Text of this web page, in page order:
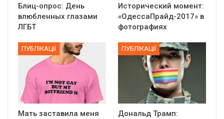
Блиц-опрос: День
влюбленных глазами
ЛГБТ
Исторический момент:
«ОдессаПрайд-2017» в
фотографиях
ПУБЛІКАЦІЇ
Мать заставила меня
ПУБЛІКАЦІЇ
Дональд Трамп: